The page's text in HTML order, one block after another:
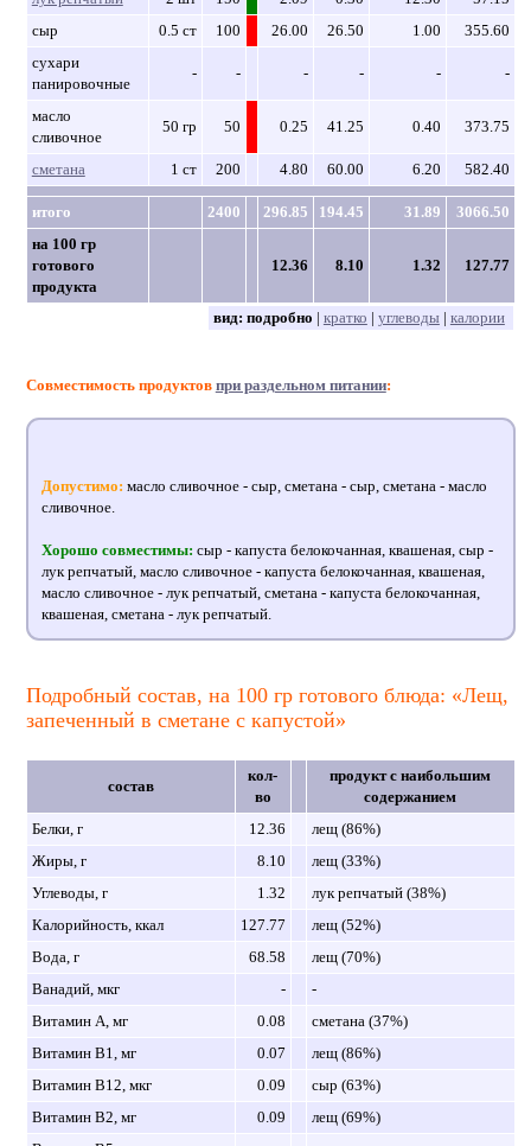
сыр
0.5 ст 100 26.00 26.50 1.00
355.60
сухари
панировочные
- - - - - -
масло
сливочное
50 гр 50 0.25 41.25 0.40 373.75
сметана 1 ст 200 4.80 60.00 6.20 582.40
итого 2400 296.85 194.45 31.89
3066.50
на 100 гр
готового
продукта
12.36 8.10 1.32 127.77
вид: подробно | кратко | углеводы| калории
Совместимость продуктов при раздельном питании:
Допустимо: масло сливочное - сыр, сметана - сыр, сметана - масло
сливочное.
Хорошо совместимы: сыр - капуста белокочанная, квашеная, сыр -
лук репчатый, масло сливочное - капуста белокочанная, квашеная,
масло сливочное - лук репчатый, сметана - капуста белокочанная,
квашеная, сметана - лук репчатый.
Подробный состав, на 100 гр готового блюда: «Лещ,
запеченный в сметане с капустой»
состав
кол-
во
продукт с наибольшим
содержанием
Белки, г
12.36
лещ (86%)
Жиры, г
8.10
лещ (33%)
Углеводы, г
1.32
лук репчатый (38%)
Калорийность, ккал
127.77
лещ (52%)
Вода, г
68.58
лещ (70%)
Ванадий, мкг
-
-
Витамин A, мг
0.08
сметана (37%)
Витамин B1, мг
0.07
лещ (86%)
Витамин B12, мкг
0.09
сыр (63%)
Витамин B2, мг
0.09
лещ (69%)